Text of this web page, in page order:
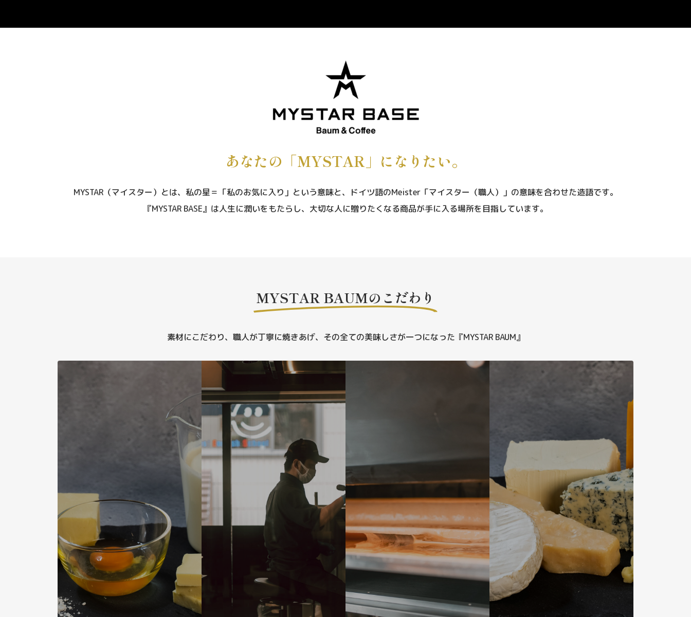
あなたの「MYSTAR」になりたい。
MYSTAR（マイスター）とは、 私の星＝「私のお気に⼊り」という意味と、
ドイツ語のMeister「マイスター（職⼈）」の意味を合わせた造語です。
『MYSTAR BASE』は⼈⽣に潤いをもたらし、 ⼤切な⼈に贈りたくなる商品が⼿に⼊る場所を⽬指しています。
MYSTAR BAUMのこだわり
素材にこだわり、職人が丁寧に焼きあげ、その全ての美味しさが一つになった『MYSTAR BAUM』